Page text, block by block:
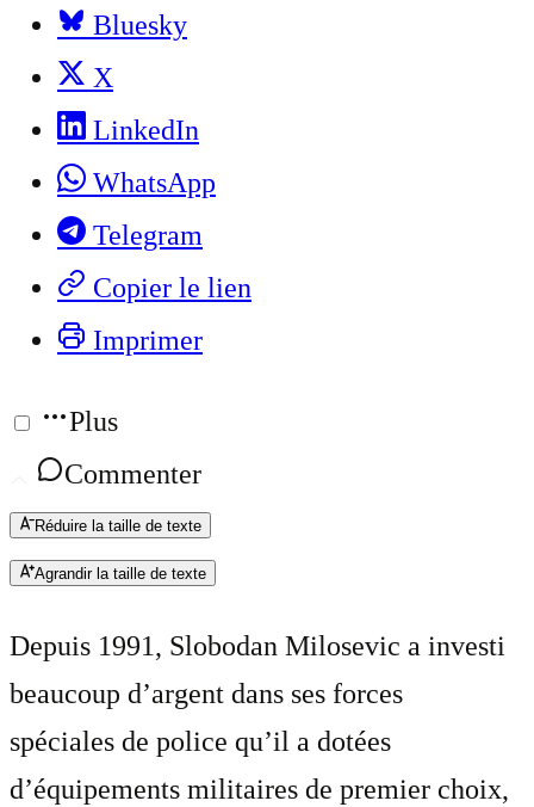
Bluesky
X
LinkedIn
WhatsApp
Telegram
Copier le lien
Imprimer
Plus
Commenter
Réduire la taille de texte
Agrandir la taille de texte
Depuis 1991, Slobodan Milosevic a investi
beaucoup d’argent dans ses forces
spéciales de police qu’il a dotées
d’équipements militaires de premier choix,